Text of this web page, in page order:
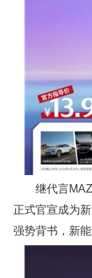
继代言
正式官宣成为
强势背书，新能